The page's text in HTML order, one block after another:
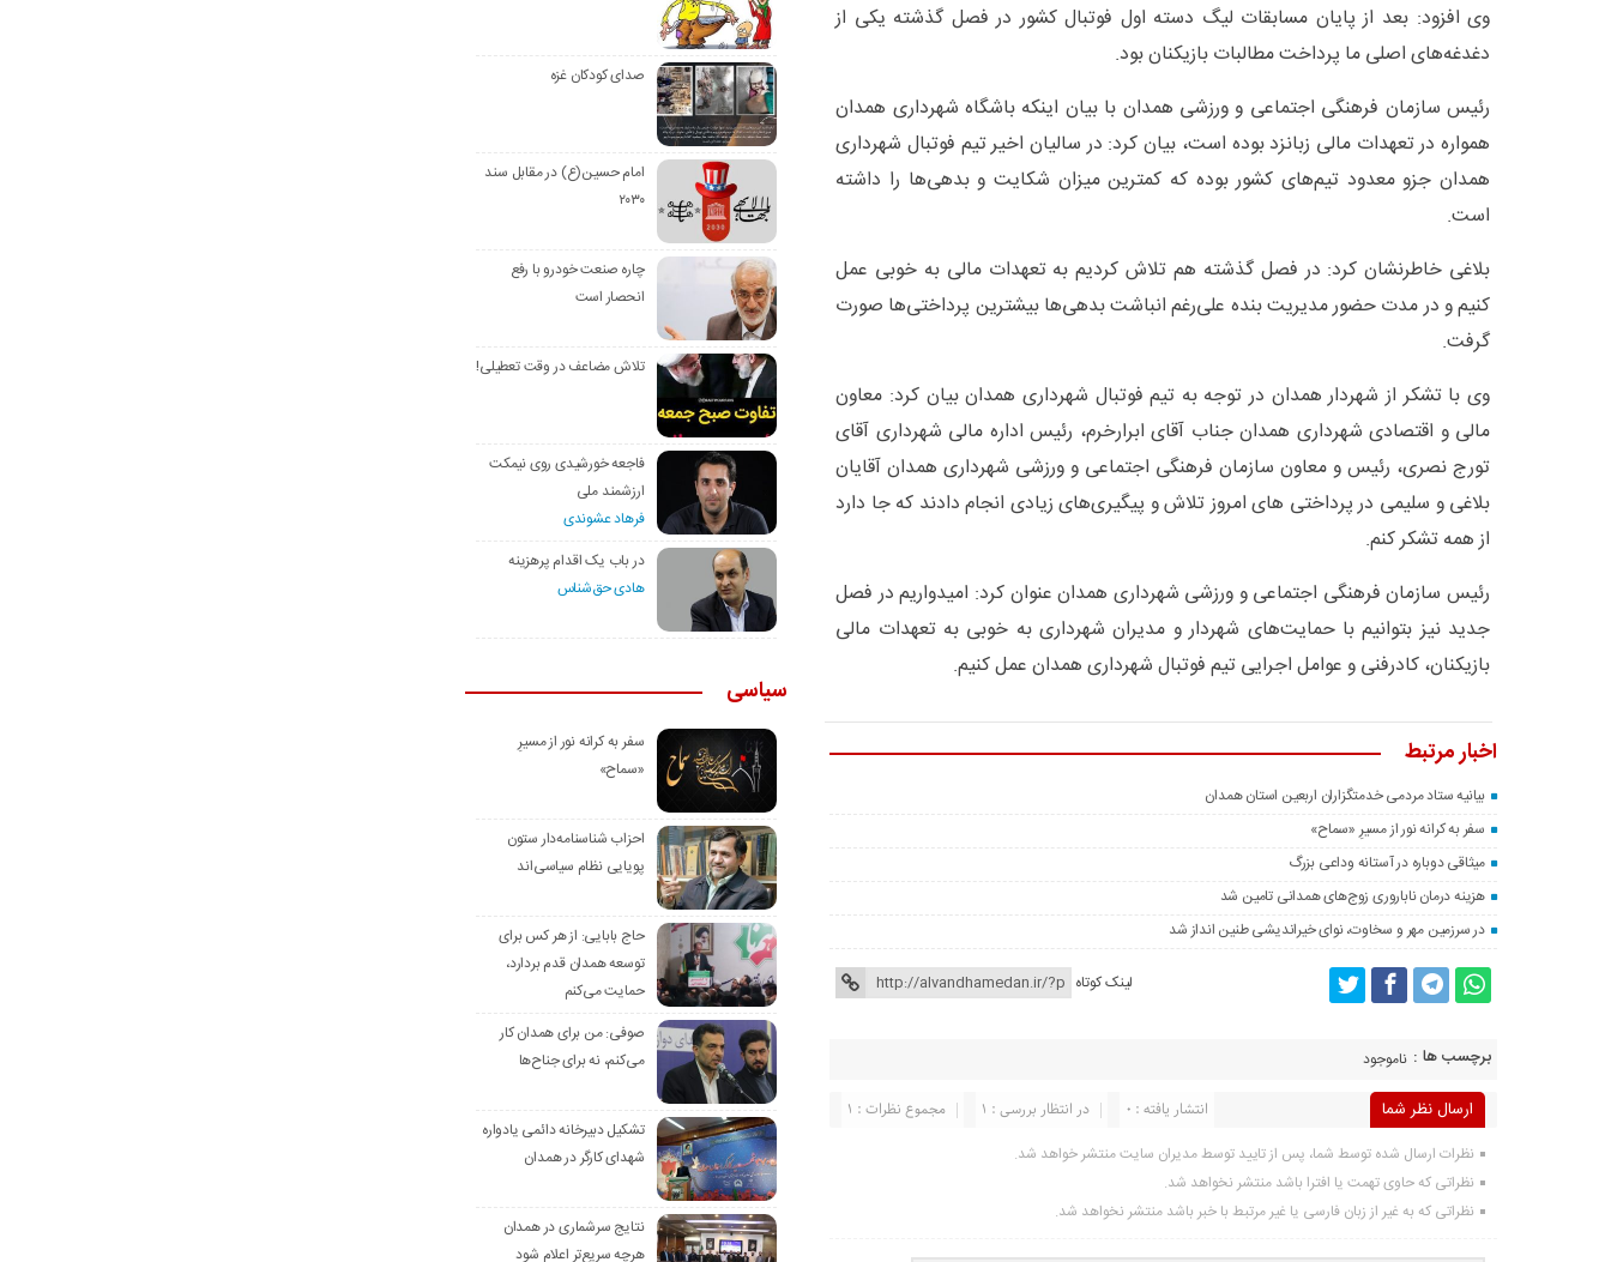
وی افزود: بعد از پایان مسابقات لیگ دسته اول فوتبال کشور در فصل گذشته یکی از
دغدغه‌های اصلی ما پرداخت مطالبات بازیکنان بود.
رئیس سازمان فرهنگی اجتماعی و ورزشی همدان با بیان اینکه باشگاه شهرداری همدان
همواره در تعهدات مالی زبانزد بوده است، بیان کرد: در سالیان اخیر تیم فوتبال شهرداری
همدان جزو معدود تیم‌های کشور بوده که کمترین میزان شکایت و بدهی‌ها را داشته
است.
بلاغی خاطرنشان کرد: در فصل گذشته هم تلاش کردیم به تعهدات مالی به خوبی عمل
کنیم و در مدت حضور مدیریت بنده علی‌رغم انباشت بدهی‌ها بیشترین پرداختی‌ها صورت
گرفت.
وی با تشکر از شهردار همدان در توجه به تیم فوتبال شهرداری همدان بیان کرد: معاون
مالی و اقتصادی شهرداری همدان جناب آقای ابرارخرم، رئیس اداره مالی شهرداری آقای
تورج نصری، رئیس و معاون‌ سازمان فرهنگی اجتماعی و ورزشی شهرداری همدان آقایان
بلاغی و سلیمی در پرداختی های امروز تلاش و پیگیری‌های زیادی انجام دادند که جا دارد
از همه تشکر کنم.
رئیس سازمان فرهنگی اجتماعی و ورزشی شهرداری همدان عنوان کرد: امیدواریم در فصل
جدید نیز بتوانیم با حمایت‌های شهردار و مدیران شهرداری به خوبی به تعهدات مالی
بازیکنان، کادرفنی و عوامل اجرایی تیم فوتبال شهرداری همدان عمل کنیم.
اخبار مرتبط
بیانیه ستاد مردمی خدمتگزاران اربعین استان همدان
سفر به کرانه‌ نور از مسیرِ «سماح»
میثاقی دوباره در آستانه‌ وداعی بزرگ
هزینه درمان ناباروری زوج‌های همدانی تامین شد
در سرزمین مهر و سخاوت، نوای خیراندیشی طنین انداز شد
لینک کوتاه
برچسب ها : ناموجود
ارسال نظر شما مجموع نظرات : 1 در انتظار بررسی : 1 انتشار یافته : 0
نظرات ارسال شده توسط شما، پس از تایید توسط مدیران سایت منتشر خواهد شد.
نظراتی که حاوی تهمت یا افترا باشد منتشر نخواهد شد.
نظراتی که به غیر از زبان فارسی یا غیر مرتبط با خبر باشد منتشر نخواهد شد.
صدای کودکان غزه
امام حسین(ع) در مقابل سند
۲۰۳۰
چاره صنعت خودرو با رفع
انحصار است
تلاش مضاعف در وقت تعطیلی!
فاجعه خورشیدی روی نیمکت
ارزشمند ملی
فرهاد عشوندی
در باب یک اقدام پرهزینه
هادی حق‌شناس
سیاسی
سفر به کرانه‌ نور از مسیرِ
«سماح»
احزاب شناسنامه‌دار ستون
پویایی نظام سیاسی‌اند
حاج بابایی: از هر کس برای
توسعه همدان قدم بردارد،
حمایت می‌کنم
صوفی: من برای همدان کار
می‌کنم، نه برای جناح‌ها
تشکیل دبیرخانه دائمی یادواره
شهدای کارگر در همدان
نتایج سرشماری در همدان
هرچه سریع‌تر اعلام شود